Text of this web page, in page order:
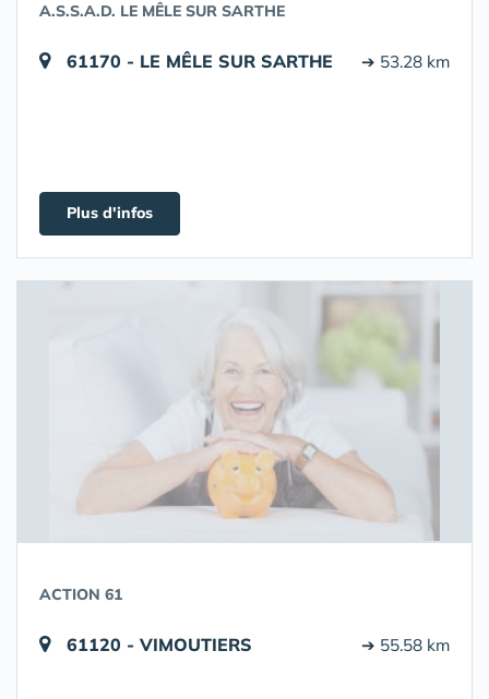
A.S.S.A.D. LE MÊLE SUR SARTHE
61170 - LE MÊLE SUR SARTHE ➔ 53.28 km
Plus d'infos
ACTION 61
61120 - VIMOUTIERS ➔ 55.58 km